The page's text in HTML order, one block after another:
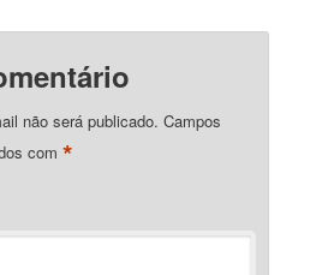
não será publicado. Campos
com*